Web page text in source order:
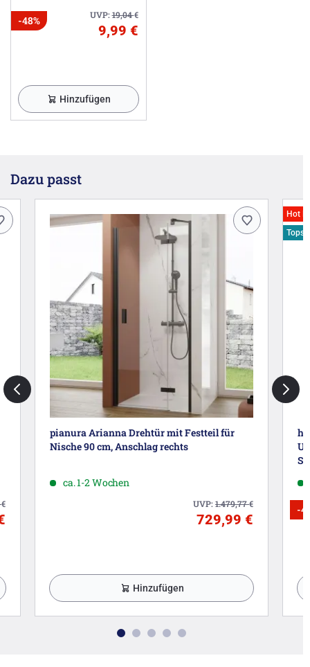
UVP:19,04€
-48%
9,99 €
Hinzufügen
Dazu passt
€
pianura Arianna Drehtür mit Festteil für
Nische 90 cm, Anschlag rechts
ca. 1-2 Wochen
UVP:1.479,77€
729,99 €
Hinzufügen
Hot
-